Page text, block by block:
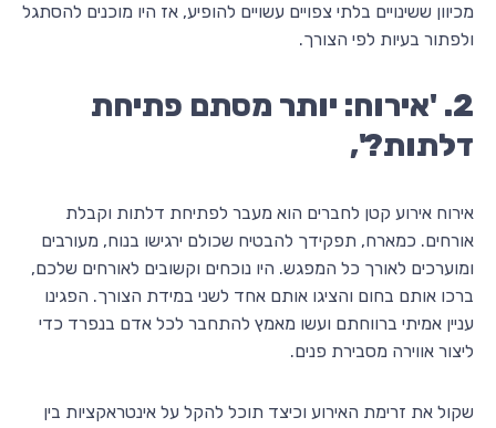
מכיוון ששינויים בלתי צפויים עשויים להופיע, אז היו מוכנים להסתגל
ולפתור בעיות לפי הצורך.
2. 'אירוח: יותר מסתם פתיחת
דלתות?',
אירוח אירוע קטן לחברים הוא מעבר לפתיחת דלתות וקבלת
אורחים. כמארח, תפקידך להבטיח שכולם ירגישו בנוח, מעורבים
ומוערכים לאורך כל המפגש. היו נוכחים וקשובים לאורחים שלכם,
ברכו אותם בחום והציגו אותם אחד לשני במידת הצורך. הפגינו
עניין אמיתי ברווחתם ועשו מאמץ להתחבר לכל אדם בנפרד כדי
ליצור אווירה מסבירת פנים.
שקול את זרימת האירוע וכיצד תוכל להקל על אינטראקציות בין